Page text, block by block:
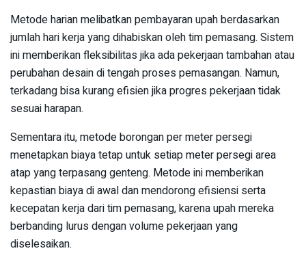
Metode harian melibatkan pembayaran upah berdasarkan
jumlah hari kerja yang dihabiskan oleh tim pemasang. Sistem
ini memberikan fleksibilitas jika ada pekerjaan tambahan atau
perubahan desain di tengah proses pemasangan. Namun,
terkadang bisa kurang efisien jika progres pekerjaan tidak
sesuai harapan.
Sementara itu, metode borongan per meter persegi
menetapkan biaya tetap untuk setiap meter persegi area
atap yang terpasang genteng. Metode ini memberikan
kepastian biaya di awal dan mendorong efisiensi serta
kecepatan kerja dari tim pemasang, karena upah mereka
berbanding lurus dengan volume pekerjaan yang
diselesaikan.